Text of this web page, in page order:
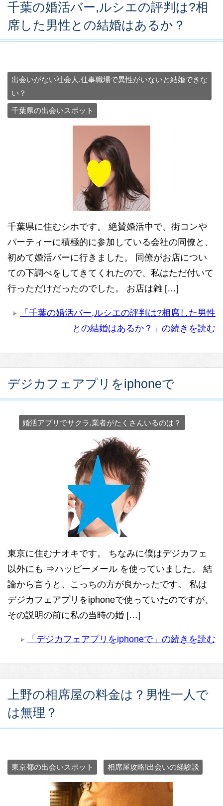
千葉の婚活バー,ルシエの評判は?相
席した男性との結婚はあるか？
出会いがない社会人.仕事職場で異性がいないと結婚できな
い？
千葉県の出会いスポット
千葉県に住むシホです。 絶賛婚活中で、街コンや
パーティーに積極的に参加している会社の同僚と、
初めて婚活バーに行きました。 同僚がお店につい
ての下調べをしてきてくれたので、私はただ付いて
行っただけだったのでした。 お店は雑 […]
「千葉の婚活バー,ルシエの評判は?相席した男性
との結婚はあるか？」の続きを読む
デジカフェアプリをiphoneで
婚活アプリでサクラ,業者がたくさんいるのは？
東京に住むナオキです。 ちなみに僕はデジカフェ
以外にも ⇒ハッピーメール を使っていました。 結
論から言うと、こっちの方が良かったです。 私は
デジカフェアプリをiphoneで使っていたのですが、
その説明の前に私の当時の婚 […]
「デジカフェアプリをiphoneで」の続きを読む
上野の相席屋の料金は？男性一人で
は無理？
東京都の出会いスポット 相席屋攻略!出会いの経験談